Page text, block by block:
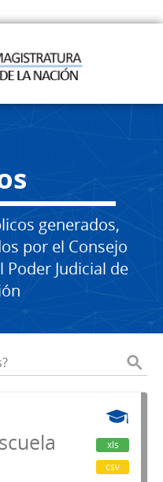
generados,
por el Consejo
Judicial de
xls
csv